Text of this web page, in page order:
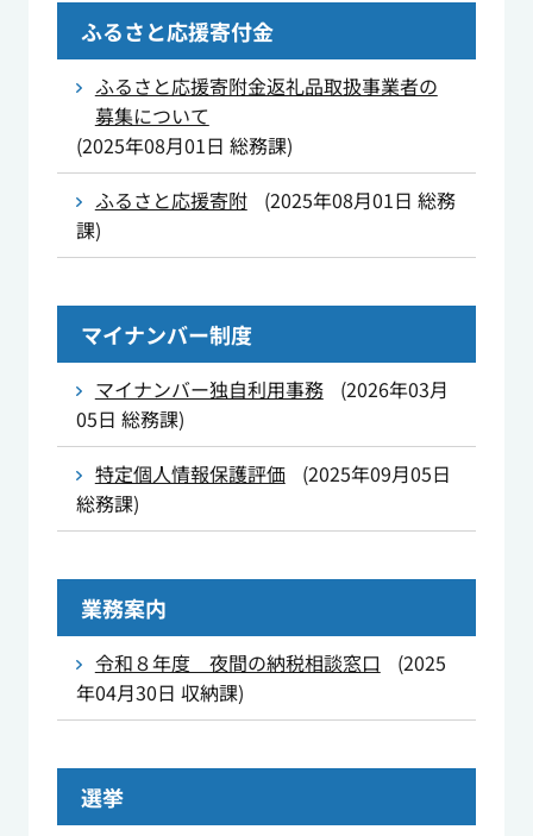
ふるさと応援寄付金
ふるさと応援寄附金返礼品取扱事業者の
募集について
(2025年08月01日 総務課)
ふるさと応援寄附
(2025年08月01日 総務
課)
マイナンバー制度
マイナンバー独自利用事務 (2026年03月
05日 総務課)
特定個人情報保護評価
(2025年09月05日
総務課)
業務案内
令和８年度 夜間の納税相談窓口 (2025
年04月30日 収納課)
選挙